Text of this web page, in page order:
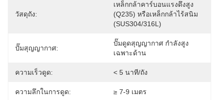
วัสดุถัง:
เหล็กกล้าคาร์บอนแรงดึงสูง
(Q235) หรือเหล็กกล้าไร้สนิม
(SUS304/316L)
ปั๊มสุญญากาศ:
ปั๊มดูดสุญญากาศ กำลังสูง
เฉพาะด้าน
ความเร็วดูด: < 5 นาที/ถัง
ความลึกในการดูด: ≥ 7-9 เมตร